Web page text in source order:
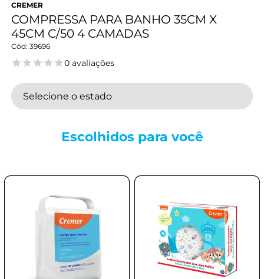
CREMER
COMPRESSA PARA BANHO 35CM X
45CM C/50 4 CAMADAS
39696
0 avaliações
Selecione o estado
Escolhidos para você